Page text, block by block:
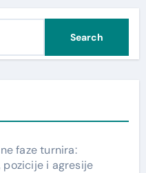
faze turnira:
pozicije i agresije